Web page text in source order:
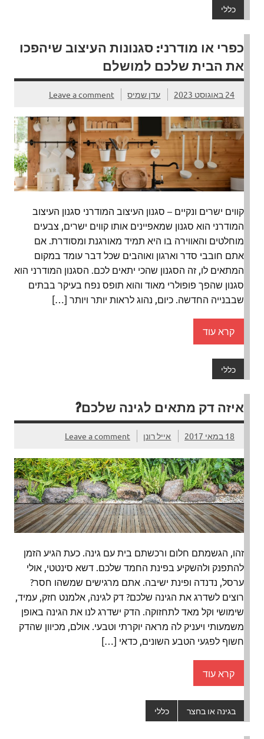
כללי
כפרי או מודרני: סגנונות העיצוב שיהפכו
את הבית שלכם למושלם
24 באוגוסט 2023 עדן שמיס Leave a comment
קווים ישרים ונקיים – סגנון העיצוב המודרני סגנון העיצוב
המודרני הוא סגנון שמאפיינים אותו קווים ישרים, צבעים
מוחלטים והאווירה בו היא תמיד מאורגנת ומסודרת. אם
אתם חובבי סדר וארגון ואוהבים שכל דבר עומד במקום
המתאים לו, זה הסגנון שהכי יתאים לכם. הסגנון המודרני הוא
סגנון שהפך פופולרי מאוד והוא תופס נפח בעיקר בבתים
שבבנייה החדשה. כיום, נהוג לראות יותר ויותר […]
קרא עוד
כללי
איזה דק מתאים לגינה שלכם?
18 במאי 2017 אייל רונן Leave a comment
זהו, הגשמתם חלום ורכשתם בית עם גינה. כעת הגיע הזמן
להתפנק ולהשקיע בפינת החמד שלכם. דשא סינטטי, אולי
ערסל, נדנדה ופינת ישיבה. אתם מרגישים שמשהו חסר?
רוצים לשדרג את הגינה שלכם? דק לגינה, אלמנט חזק, עמיד,
שימושי וקל מאד לתחזוקה. הדק ישדרג לנו את הגינה באופן
משמעותי ויעניק לה מראה יוקרתי וטבעי. אולם, מכיוון שהדק
חשוף לפגעי הטבע השונים, כדאי […]
קרא עוד
בגינה או בחצר כללי